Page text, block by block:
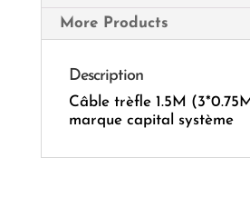
More Products
Description
Câble trèfle 1.5M
marque capital système